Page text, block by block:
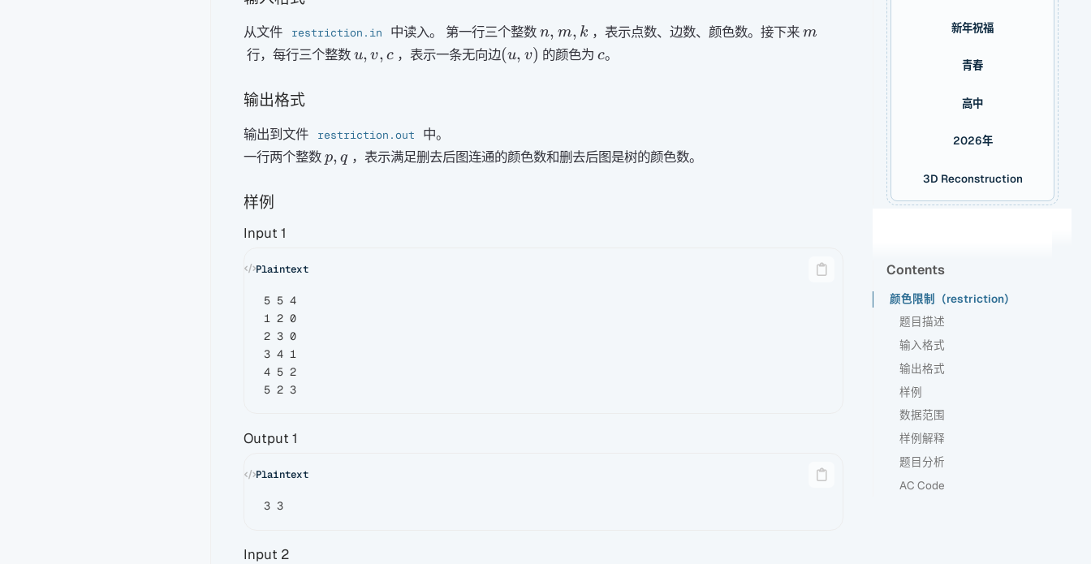
从文件 restriction.in 中读入。 第一行三个整数n,m,k
n, m, k ，表示点数、边数、颜色数。接下来m
m
行，每行三个整数u,v,c
u, v, c ，表示一条无向边(u,v)
(u, v) 的颜色为c
c。
输出格式
输出到文件 restriction.out
中。
一行两个整数p,q
p, q ，表示满足删去后图连通的颜色数和删去后图是树的颜色数。
样例
Input 1
5 5 4
1 2 0
2 3 0
3 4 1
4 5 2
Output 1
Input 2
新年祝福
青春
高中
2026年
3D Reconstruction
Contents
颜色限制（restriction）
题目描述
输入格式
输出格式
样例
数据范围
样例解释
题目分析
AC Code